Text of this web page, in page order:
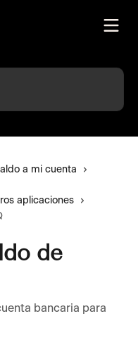
a mi cuenta
aplicaciones
de
bancaria para